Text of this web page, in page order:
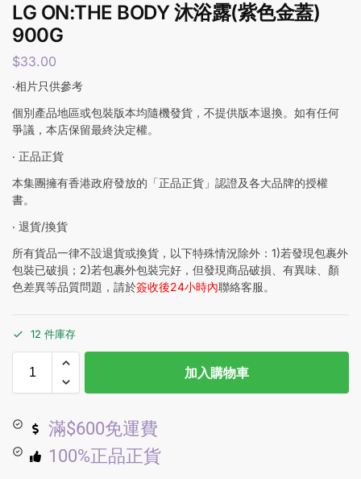
LG ON:THE BODY 沐浴露(紫色金蓋)
900G
$33.00
‧相片只供參考
個別產品地區或包裝版本均隨機發貨，不提供版本退換。如有任何
爭議，本店保留最終決定權。
‧ 正品正貨
本集團擁有香港政府發放的「正品正貨」認證及各大品牌的授權
書。
‧ 退貨/換貨
所有貨品一律不設退貨或換貨，以下特殊情況除外：1)若發現包裹外
包裝已破損；2)若包裹外包裝完好，但發現商品破損、有異味、顏
色差異等品質問題，請於簽收後24小時內聯絡客服。
12 件庫存
加入購物車
滿$600免運費
100%正品正貨